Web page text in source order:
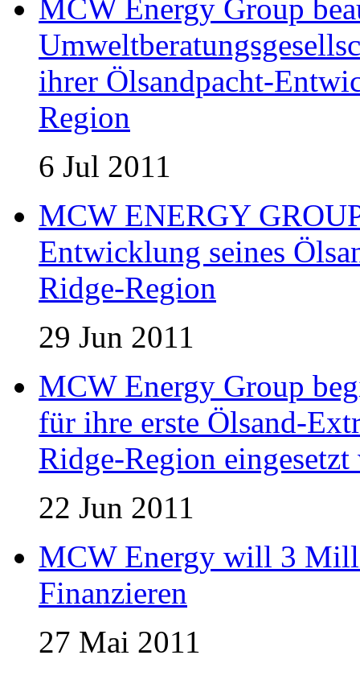
MCW Energy Group
ihrer Ölsandpacht-
Region
6 Jul 2011
MCW ENERGY
Entwicklung seines
Ridge-Region
29 Jun 2011
MCW Energy Group
für ihre erste Ölsand-
Ridge-Region
22 Jun 2011
MCW Energy will 3
Finanzieren
27 Mai 2011